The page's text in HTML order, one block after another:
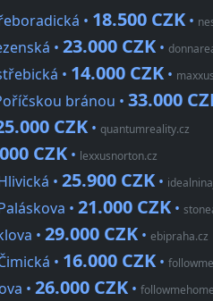
• 18.500 CZK •
• 23.000 CZK •
• 14.000 CZK •
bránou • 33.000
CZK • quantumreality.cz
CZK • lexxusnorton.cz
• 25.900 CZK •
• 21.000 CZK •
• 29.000 CZK • ebipraha.cz
• 16.000 CZK •
• 26.000 CZK •